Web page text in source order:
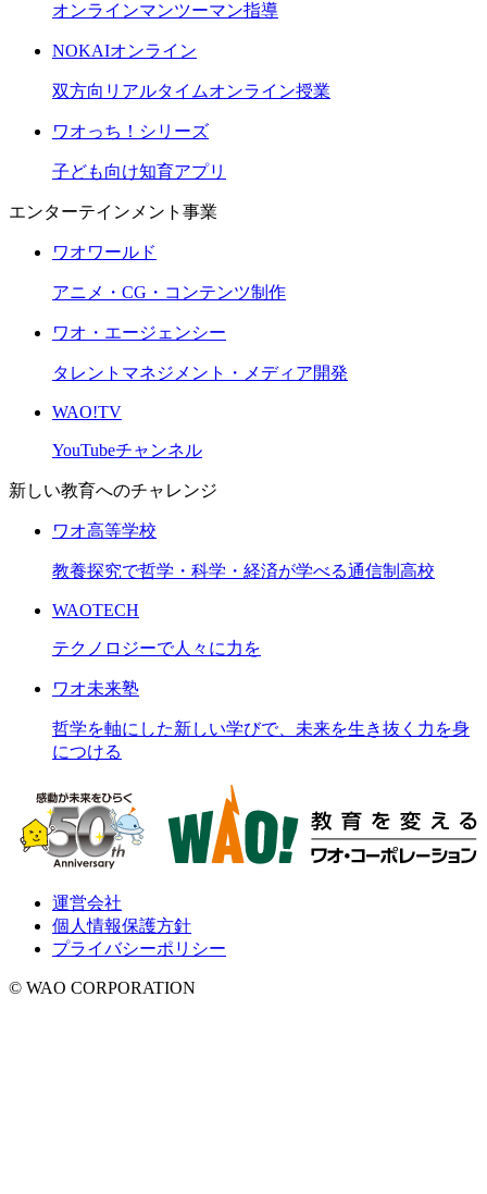
オンラインマンツーマン指導
NOKAIオンライン
双方向リアルタイムオンライン授業
ワオっち！シリーズ
子ども向け知育アプリ
エンターテインメント事業
ワオワールド
アニメ・CG・コンテンツ制作
ワオ・エージェンシー
タレントマネジメント・メディア開発
WAO!TV
YouTubeチャンネル
新しい教育へのチャレンジ
ワオ高等学校
教養探究で哲学・科学・経済が学べる通信制高校
WAOTECH
テクノロジーで人々に力を
ワオ未来塾
哲学を軸にした新しい学びで、未来を生き抜く力を身
につける
運営会社
個人情報保護方針
プライバシーポリシー
© WAO CORPORATION